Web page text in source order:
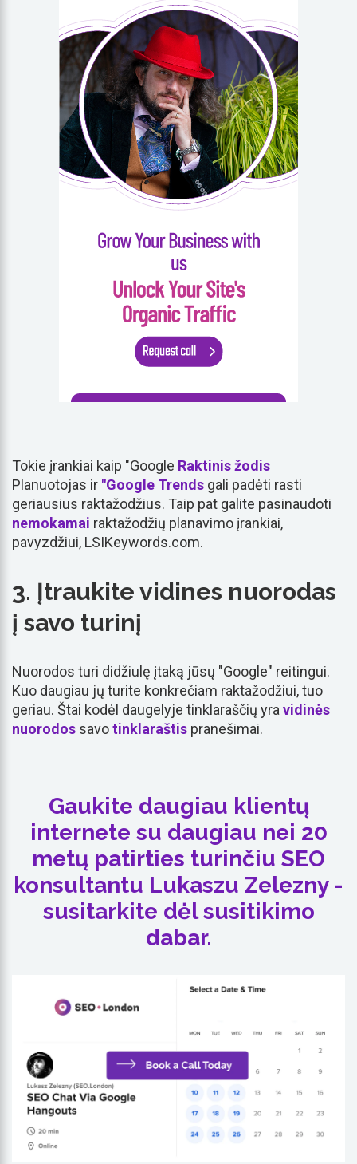
Tokie įrankiai kaip "Google Raktinis žodis
Planuotojas ir "Google Trends gali padėti rasti
geriausius raktažodžius. Taip pat galite pasinaudoti
nemokamai raktažodžių planavimo įrankiai,
pavyzdžiui, LSIKeywords.com.
3. Įtraukite vidines nuorodas
į savo turinį
Nuorodos turi didžiulę įtaką jūsų "Google" reitingui.
Kuo daugiau jų turite konkrečiam raktažodžiui, tuo
geriau. Štai kodėl daugelyje tinklaraščių yra vidinės
nuorodos savotinklaraštis pranešimai.
Gaukite daugiau klientų
internete su daugiau nei 20
metų patirties turinčiu SEO
konsultantu Lukaszu Zelezny -
susitarkite dėl susitikimo
dabar.